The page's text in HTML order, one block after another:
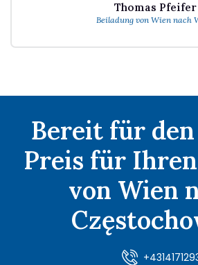
Thomas Pfeifer
Beiladung von Wien nach
Bereit für
Preis für
von Wien